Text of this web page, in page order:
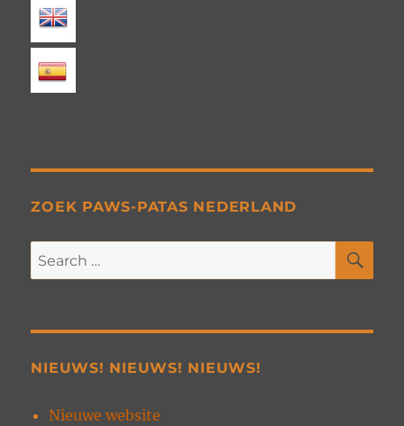
ZOEK PAWS-PATAS NEDERLAND
Search
for:
NIEUWS! NIEUWS! NIEUWS!
Nieuwe website